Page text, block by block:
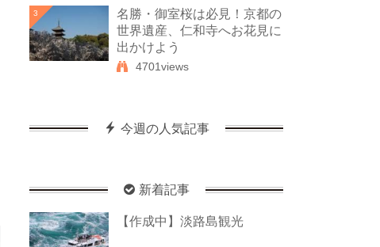
3
名勝・御室桜は必見！京都の
世界遺産、仁和寺へお花見に
出かけよう
4701views
今週の人気記事
新着記事
【作成中】淡路島観光